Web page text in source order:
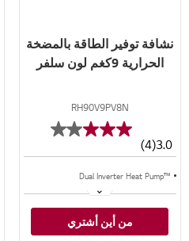
نشافة توفير الطاقة بالمضخة
الحرارية 9كغم لون سلفر
RH90V9PV8N
3.0
(4)
Dual Inverter Heat Pump™‎
من أين أشتري